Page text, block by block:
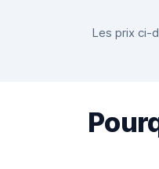
Les prix ci-